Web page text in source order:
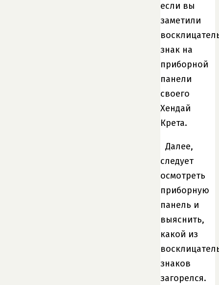
если вы
заметили
знак на
приборной
панели
своего
Хендай
Крета.
Далее,
следует
осмотреть
приборную
панель и
выяснить,
какой из
знаков
загорелся.